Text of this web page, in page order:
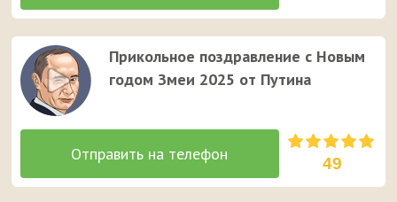
Прикольное поздравление с Новым
годом Змеи 2025 от Путина
49